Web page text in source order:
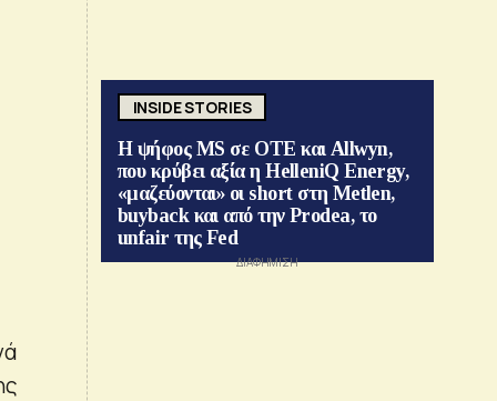
INSIDE STORIES
Η ψήφος MS σε ΟΤΕ και Allwyn,
που κρύβει αξία η HelleniQ Energy,
«μαζεύονται» οι short στη Metlen,
buyback και από την Prodea, το
unfair της Fed